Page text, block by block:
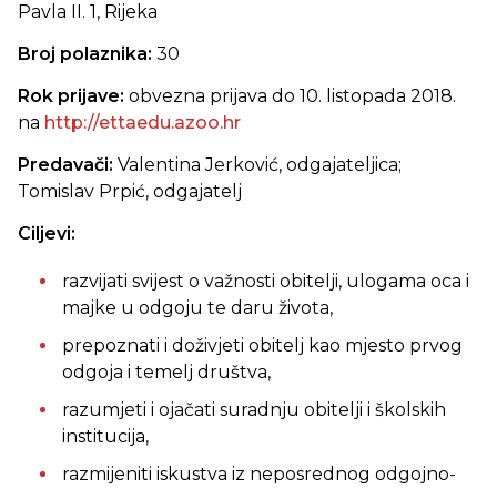
Pavla II. 1, Rijeka
Broj polaznika: 30
Rok prijave: obvezna prijava do 10. listopada 2018.
na http://ettaedu.azoo.hr
Predavači: Valentina Jerković, odgajateljica;
Tomislav Prpić, odgajatelj
Ciljevi:
razvijati svijest o važnosti obitelji, ulogama oca i
majke u odgoju te daru života,
prepoznati i doživjeti obitelj kao mjesto prvog
odgoja i temelj društva,
razumjeti i ojačati suradnju obitelji i školskih
institucija,
razmijeniti iskustva iz neposrednog odgojno-